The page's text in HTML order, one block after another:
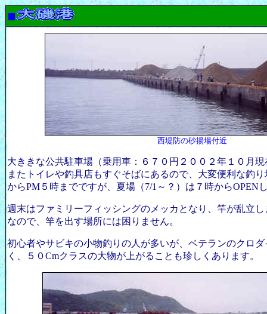
■
西堤防の砂揚場付近
大ききな公共駐車場（乗用車：６７０円２００２年１０月
またトイレや釣具店もすぐそばにあるので、大変便利な釣
からPM５時までですが、夏場（7/1～？）は７時からOPEN
週末はファミリーフィッシングのメッカとなり、竿が乱立
なので、竿を出す場所には困りません。
初心者やサビキの小物釣りの人が多いが、ベテランのクロ
く、５０Cmクラスの大物が上がることも珍しくあります。